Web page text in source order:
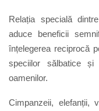
Relația specială
aduce beneficii
înțelegerea reciprocă
speciilor sălbatice
oamenilor.
Cimpanzeii, elefanții,